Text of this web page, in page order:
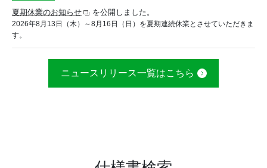
夏期休業のお知らせ を公開しました。
2026年8月13日（木）～8月16日（日）を夏期連続休業とさせていただきま
す。
ニュースリリース一覧はこちら